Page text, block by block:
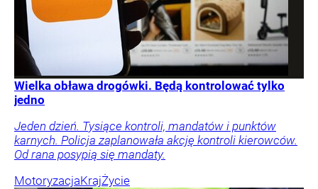
Wielka obława drogówki. Będą kontrolować tylko
jedno
Jeden dzień. Tysiące kontroli, mandatów i punktów
karnych. Policja zaplanowała akcję kontroli kierowców.
Od rana posypią się mandaty.
MotoryzacjaKrajŻycie